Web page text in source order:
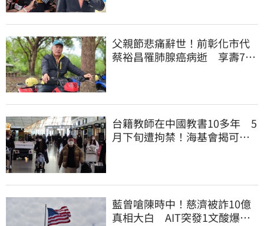
父親節悲痛辭世！前彰化市代
蔡裕昌罹肺腺癌病逝 享壽71
台籍教師在中國教書10多年 5
月下旬遭拘禁！海基會揭可能
藍曾嗆陳時中！慈濟被詐10億
真相大白 AIT突發1文酸爆…